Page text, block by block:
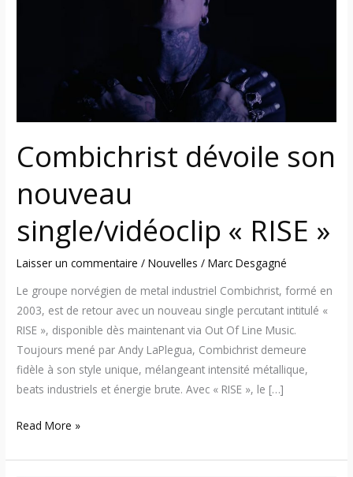
Combichrist dévoile son
nouveau
single/vidéoclip « RISE »
Laisser un commentaire /Nouvelles /Marc Desgagné
Le groupe norvégien de metal industriel Combichrist, formé en
2003, est de retour avec un nouveau single percutant intitulé «
RISE », disponible dès maintenant via Out Of Line Music.
Toujours mené par Andy LaPlegua, Combichrist demeure
fidèle à son style unique, mélangeant intensité métallique,
beats industriels et énergie brute. Avec « RISE », le […]
Read More »